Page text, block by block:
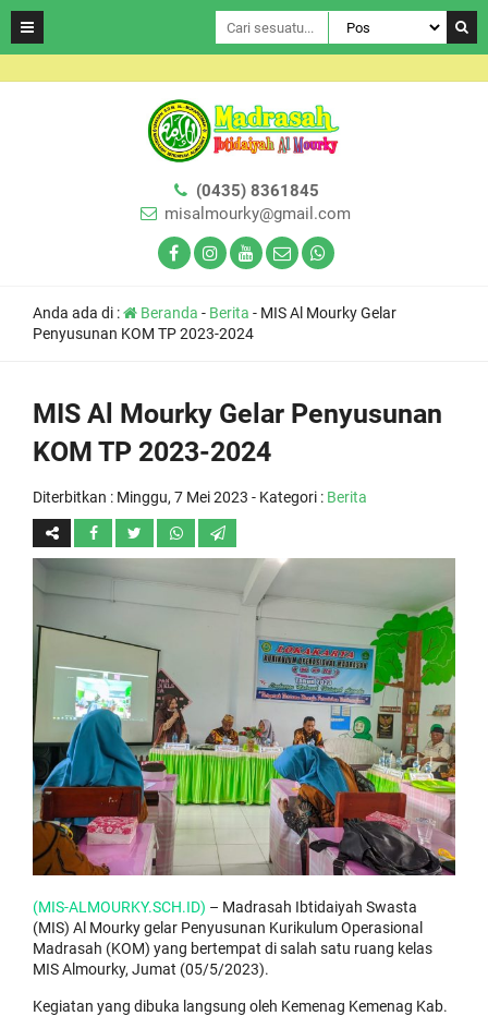
(0435) 8361845
misalmourky@gmail.com
Anda ada di : Beranda - Berita - MIS Al Mourky Gelar
Penyusunan KOM TP 2023-2024
MIS Al Mourky Gelar Penyusunan
KOM TP 2023-2024
Diterbitkan : Minggu, 7 Mei 2023 - Kategori : Berita
(MIS-ALMOURKY.SCH.ID) – Madrasah Ibtidaiyah Swasta
(MIS) Al Mourky gelar Penyusunan Kurikulum Operasional
Madrasah (KOM) yang bertempat di salah satu ruang kelas
MIS Almourky, Jumat (05/5/2023).
Kegiatan yang dibuka langsung oleh Kemenag Kemenag Kab.